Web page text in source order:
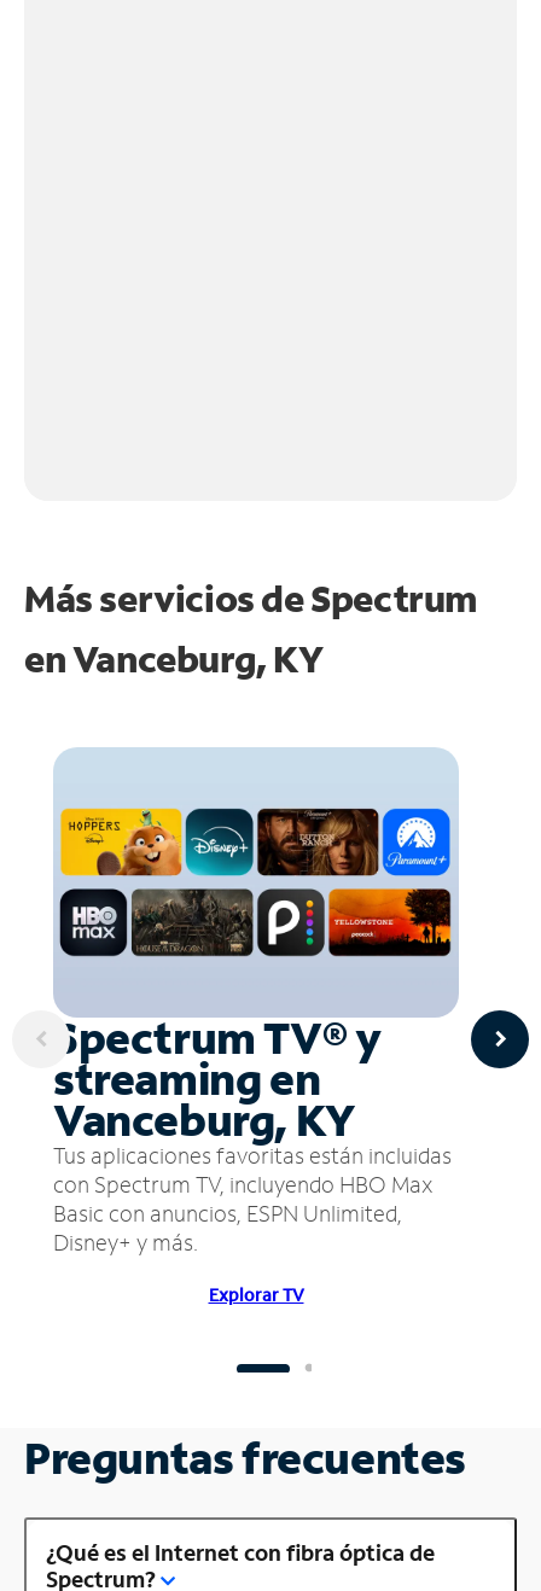
Más servicios de Spectrum
enVanceburg, KY
Spectrum TV® y
streaming en
Vanceburg, KY
Tus aplicaciones favoritas están incluidas
con Spectrum TV, incluyendo HBO Max
Basic con anuncios, ESPN Unlimited,
Disney+ y más.
Explorar TV
Preguntas frecuentes
¿Qué es el Internet con fibra óptica de
Spectrum?